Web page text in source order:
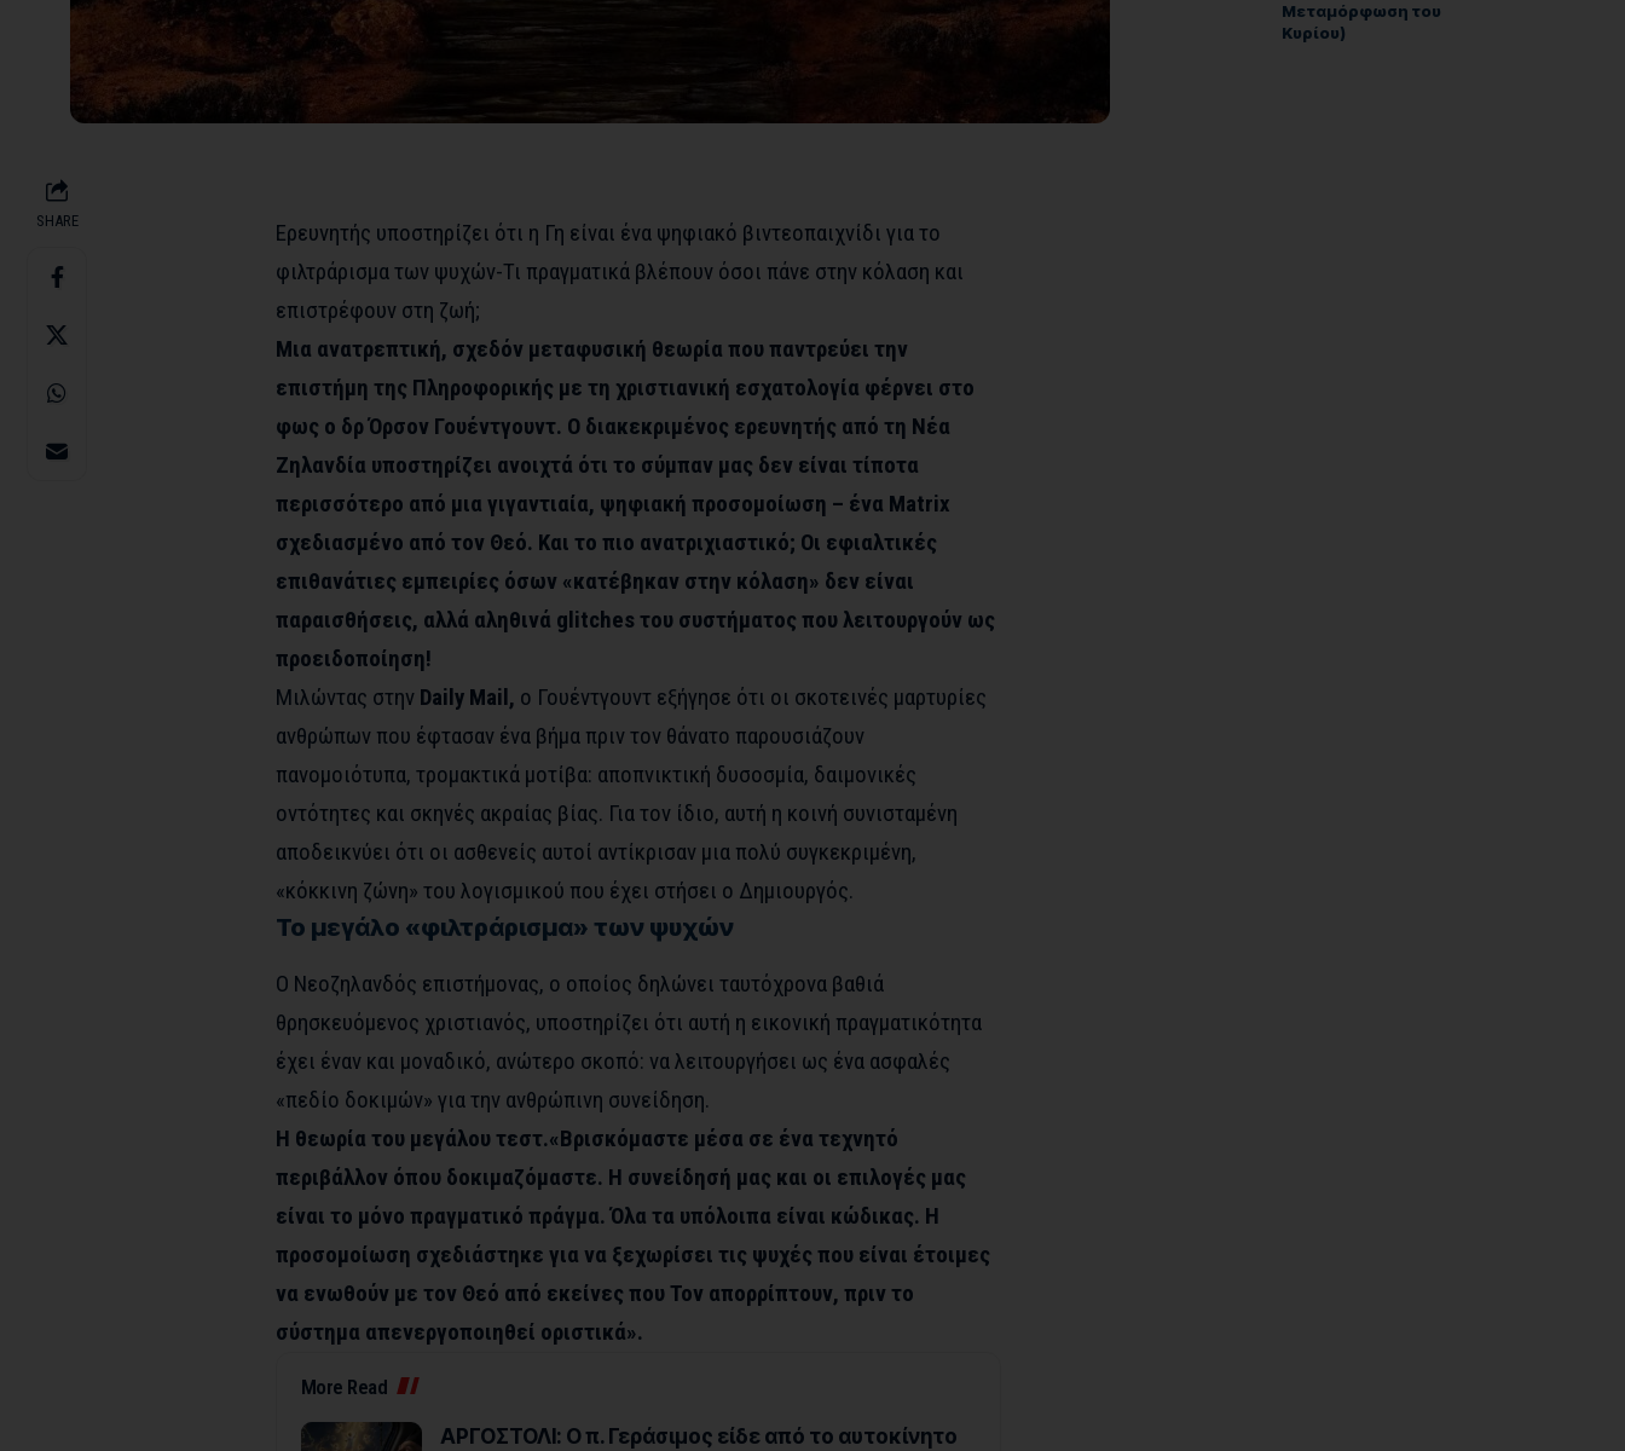
SHARE
Ερευνητής υποστηρίζει ότι η Γη είναι ένα ψηφιακό βιντεοπαιχνίδι για το
φιλτράρισμα των ψυχών-Τι πραγματικά βλέπουν όσοι πάνε στην κόλαση και
επιστρέφουν στη ζωή;
Μια ανατρεπτική, σχεδόν μεταφυσική θεωρία που παντρεύει την
επιστήμη της Πληροφορικής με τη χριστιανική εσχατολογία φέρνει στο
φως ο δρ Όρσον Γουέντγουντ. Ο διακεκριμένος ερευνητής από τη Νέα
Ζηλανδία υποστηρίζει ανοιχτά ότι το σύμπαν μας δεν είναι τίποτα
περισσότερο από μια γιγαντιαία, ψηφιακή προσομοίωση – ένα Matrix
σχεδιασμένο από τον Θεό. Και το πιο ανατριχιαστικό; Οι εφιαλτικές
επιθανάτιες εμπειρίες όσων «κατέβηκαν στην κόλαση» δεν είναι
παραισθήσεις, αλλά αληθινά glitches του συστήματος που λειτουργούν ως
προειδοποίηση!
Μιλώντας στην Daily Mail, ο Γουέντγουντ εξήγησε ότι οι σκοτεινές μαρτυρίες
ανθρώπων που έφτασαν ένα βήμα πριν τον θάνατο παρουσιάζουν
πανομοιότυπα, τρομακτικά μοτίβα: αποπνικτική δυσοσμία, δαιμονικές
οντότητες και σκηνές ακραίας βίας. Για τον ίδιο, αυτή η κοινή συνισταμένη
αποδεικνύει ότι οι ασθενείς αυτοί αντίκρισαν μια πολύ συγκεκριμένη,
«κόκκινη ζώνη» του λογισμικού που έχει στήσει ο Δημιουργός.
Το μεγάλο «φιλτράρισμα» των ψυχών
Ο Νεοζηλανδός επιστήμονας, ο οποίος δηλώνει ταυτόχρονα βαθιά
θρησκευόμενος χριστιανός, υποστηρίζει ότι αυτή η εικονική πραγματικότητα
έχει έναν και μοναδικό, ανώτερο σκοπό: να λειτουργήσει ως ένα ασφαλές
«πεδίο δοκιμών» για την ανθρώπινη συνείδηση.
Η θεωρία του μεγάλου τεστ.«Βρισκόμαστε μέσα σε ένα τεχνητό
περιβάλλον όπου δοκιμαζόμαστε. Η συνείδησή μας και οι επιλογές μας
είναι το μόνο πραγματικό πράγμα. Όλα τα υπόλοιπα είναι κώδικας. Η
προσομοίωση σχεδιάστηκε για να ξεχωρίσει τις ψυχές που είναι έτοιμες
να ενωθούν με τον Θεό από εκείνες που Τον απορρίπτουν, πριν το
σύστημα απενεργοποιηθεί οριστικά».
More Read
ΑΡΓΟΣΤΟΛΙ: Ο π. Γεράσιμος είδε από το αυτοκίνητο
Μεταμόρφωση του
Κυρίου)